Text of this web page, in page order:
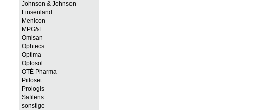
Johnson & Johnson
Linsenland
Menicon
MPG&E
Omisan
Ophtecs
Optima
Optosol
OTÉ Pharma
Piiloset
Prologis
Safilens
sonstige